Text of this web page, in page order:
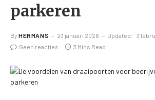
parkeren
By HERMANS 23 januari 2026 Updated: 3
Geen reacties
3 Mins Read